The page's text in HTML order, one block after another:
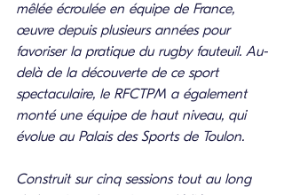
mêlée écroulée en équipe de France,
œuvre depuis plusieurs années pour
favoriser la pratique du rugby fauteuil. Au-
delà de la découverte de ce sport
spectaculaire, le RFCTPM a également
monté une équipe de haut niveau, qui
évolue au Palais des Sports de Toulon.
Construit sur cinq sessions tout au long